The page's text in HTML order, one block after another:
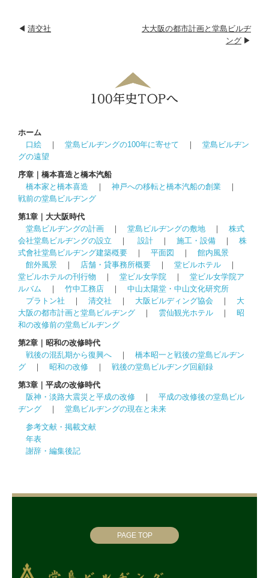
◀ 清交社
大大阪の都市計画と堂島ビルヂ
ング▶
ホーム
口絵
｜ 堂島ビルヂングの100年に寄せて ｜
堂島ビルヂン
グの遠望
序章｜橋本喜造と橋本汽船
橋本家と橋本喜造
｜ 神戸への移転と橋本汽船の創業
｜
戦前の堂島ビルヂング
第1章｜大大阪時代
堂島ビルヂングの計画
｜ 堂島ビルヂングの敷地 ｜ 株式
会社堂島ビルヂングの設立
｜ 設計 ｜ 施工・設備 ｜ 株
式會社堂島ビルヂング建築槪要
｜ 平面図 ｜ 館内風景
館外風景
｜ 店舗・貸事務所概要 ｜ 堂ビルホテル
｜
堂ビルホテルの刊行物
｜ 堂ビル女学院 ｜ 堂ビル女学院ア
ルバム
｜ 竹中工務店 ｜ 中山太陽堂・中山文化研究所
プラトン社
｜ 清交社 ｜ 大阪ビルディング協会 ｜ 大
大阪の都市計画と堂島ビルヂング
｜ 雲仙観光ホテル ｜ 昭
和の改修前の堂島ビルヂング
第2章｜昭和の改修時代
戦後の混乱期から復興へ
｜ 橋本昭一と戦後の堂島ビルヂン
グ
｜ 昭和の改修 ｜ 戦後の堂島ビルヂング回顧録
第3章｜平成の改修時代
阪神・淡路大震災と平成の改修
｜ 平成の改修後の堂島ビル
ヂング
｜ 堂島ビルヂングの現在と未来
参考文献・掲載文献
年表
謝辞・編集後記